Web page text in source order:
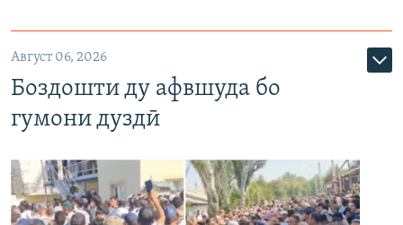
Август 06, 2026
Боздошти ду афвшуда бо
гумони дуздӣ